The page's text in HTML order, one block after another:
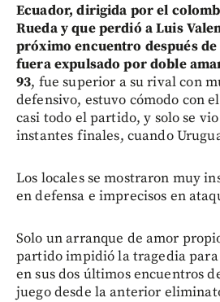
Ecuador, dirigida por el
Rueda y que perdió a Luis
próximo encuentro después
fuera expulsado por doble
93, fue superior a su rival con
defensivo, estuvo cómodo con
casi todo el partido, y solo se
instantes finales, cuando
Los locales se mostraron muy
en defensa e imprecisos en
Solo un arranque de amor
partido impidió la tragedia para
en sus dos últimos encuentros
juego desde la anterior